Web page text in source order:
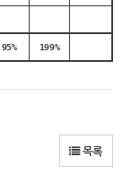
95% 199%
목록